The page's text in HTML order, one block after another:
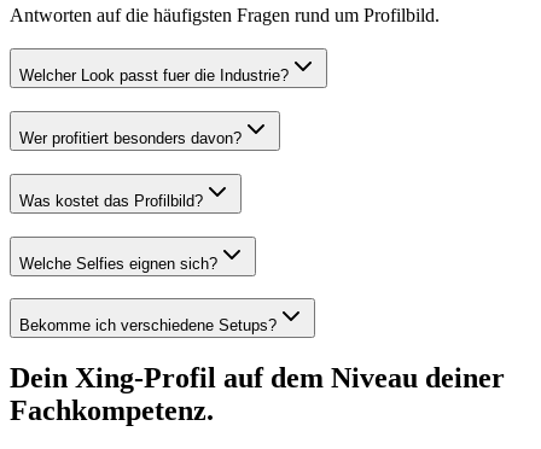
Antworten auf die häufigsten Fragen rund um Profilbild.
Welcher Look passt fuer die Industrie?
Wer profitiert besonders davon?
Was kostet das Profilbild?
Welche Selfies eignen sich?
Bekomme ich verschiedene Setups?
Dein Xing-Profil auf dem Niveau deiner
Fachkompetenz.